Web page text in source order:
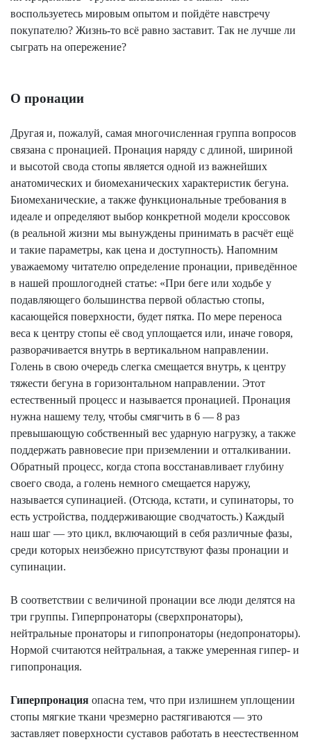
воспользуетесь мировым опытом и пойдёте навстречу
покупателю? Жизнь-то всё равно заставит. Так не лучше ли
сыграть на опережение?
О пронации
Другая и, пожалуй, самая многочисленная группа вопросов
связана с пронацией. Пронация наряду с длиной, шириной
и высотой свода стопы является одной из важнейших
анатомических и биомеханических характеристик бегуна.
Биомеханические, а также функциональные требования в
идеале и определяют выбор конкретной модели кроссовок
(в реальной жизни мы вынуждены принимать в расчёт ещё
и такие параметры, как цена и доступность). Напомним
уважаемому читателю определение пронации, приведённое
в нашей прошлогодней статье: «При беге или ходьбе у
подавляющего большинства первой областью стопы,
касающейся поверхности, будет пятка. По мере переноса
веса к центру стопы её свод уплощается или, иначе говоря,
разворачивается внутрь в вертикальном направлении.
Голень в свою очередь слегка смещается внутрь, к центру
тяжести бегуна в горизонтальном направлении. Этот
естественный процесс и называется пронацией. Пронация
нужна нашему телу, чтобы смягчить в 6 — 8 раз
превышающую собственный вес ударную нагрузку, а также
поддержать равновесие при приземлении и отталкивании.
Обратный процесс, когда стопа восстанавливает глубину
своего свода, а голень немного смещается наружу,
называется супинацией. (Отсюда, кстати, и супинаторы, то
есть устройства, поддерживающие сводчатость.) Каждый
наш шаг — это цикл, включающий в себя различные фазы,
среди которых неизбежно присутствуют фазы пронации и
супинации.
В соответствии с величиной пронации все люди делятся на
три группы. Гиперпронаторы (сверхпронаторы),
нейтральные пронаторы и гипопронаторы (недопронаторы).
Нормой считаются нейтральная, а также умеренная гипер- и
гипопронация.
Гиперпронация опасна тем, что при излишнем уплощении
стопы мягкие ткани чрезмерно растягиваются — это
заставляет поверхности суставов работать в неестественном